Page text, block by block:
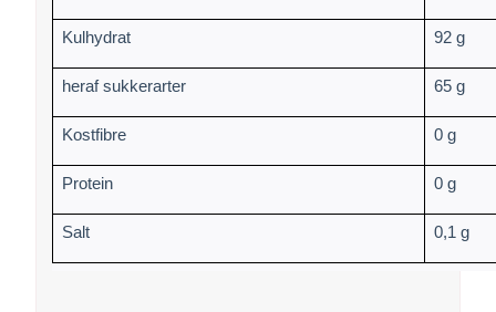
Kulhydrat 92 g
heraf sukkerarter 65 g
Kostfibre 0 g
Protein 0 g
Salt 0,1 g